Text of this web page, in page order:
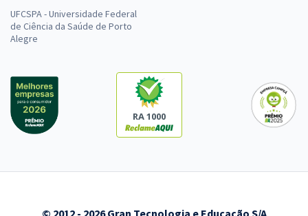
- Especialista em Desenvolvimento e Assistência Social (EDAS) -
Especialidade: Economia (Cargo 404) - Pós-edital
R$ 479,04
ou 12x deR$39,92
Economize R$ 119,76 (-20%)
UFCSPA - Universidade Federal
de Ciência da Saúde de Porto
Alegre
RA 1000
© 2012 - 2026 Gran Tecnologia e Educação S/A